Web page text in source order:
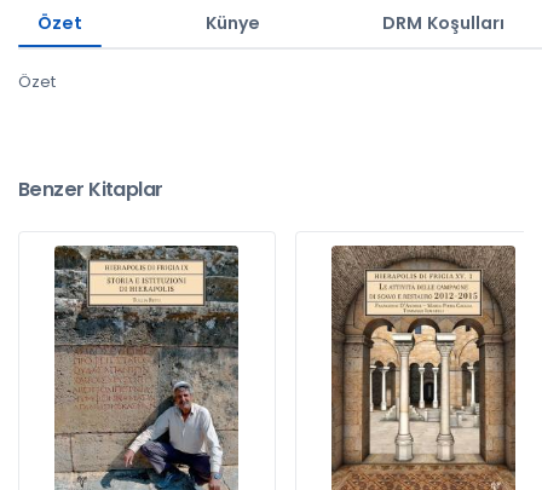
Özet Künye DRM Koşulları
Özet
Benzer Kitaplar